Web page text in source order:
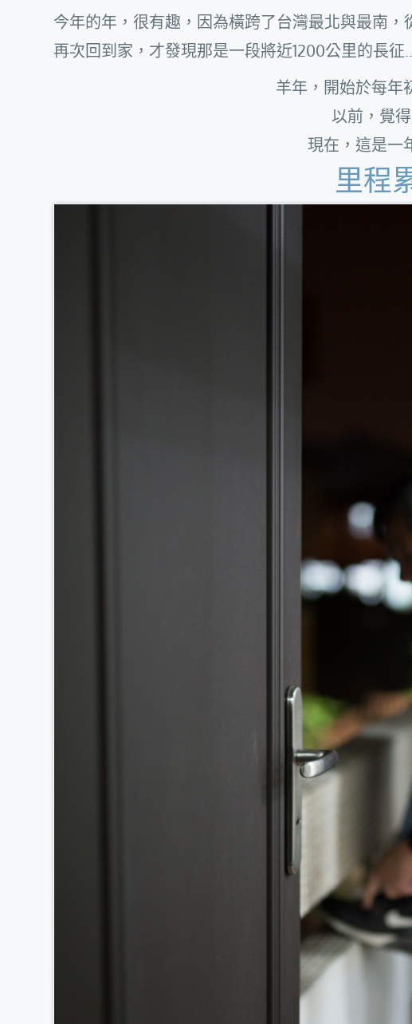
今年的年，很有趣，因為橫跨了台灣最北與最南
再次回到家，才發現那是一段將近1200公里的長征…
羊年，開始於每年
以前，覺
現在，這是一
里程